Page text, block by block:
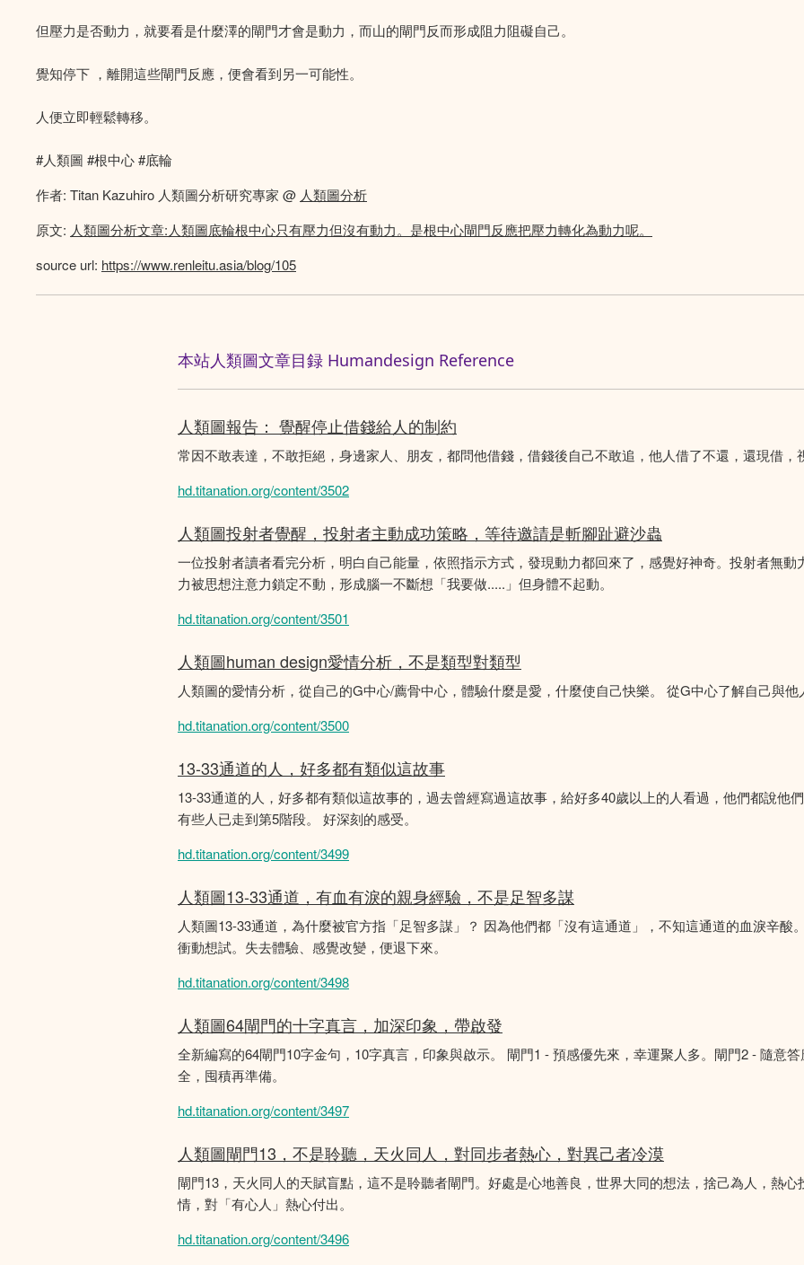
但壓力是否動力，就要看是什麼澤的閘門才會是動力，而山的閘門反而形成阻力阻礙自己。
覺知停下 ，離開這些閘門反應，便會看到另一可能性。
人便立即輕鬆轉移。
#人類圖 #根中心 #底輪
作者: Titan Kazuhiro 人類圖分析研究專家 @ 人類圖分析
原文: 人類圖分析文章:人類圖底輪根中心只有壓力但沒有動力。是根中心閘門反應把壓力轉化為動力呢。
source url: https://www.renleitu.asia/blog/105
本站人類圖文章目録 Humandesign Reference
人類圖報告： 覺醒停止借錢給人的制約
常因不敢表達，不敢拒絕，身邊家人、朋友，都問他借錢，借錢後自己不敢追，他人借了不還，還現借，
hd.titanation.org/content/3502
人類圖投射者覺醒，投射者主動成功策略，等待邀請是斬腳趾避沙蟲
一位投射者讀者看完分析，明白自己能量，依照指示方式，發現動力都回來了，感覺好神奇。投射者無
力被思想注意力鎖定不動，形成腦一不斷想「我要做.....」但身體不起動。
hd.titanation.org/content/3501
人類圖human design愛情分析，不是類型對類型
人類圖的愛情分析，從自己的G中心/薦骨中心，體驗什麼是愛，什麼使自己快樂。 從G中心了解自己與
hd.titanation.org/content/3500
13-33通道的人，好多都有類似這故事
13-33通道的人，好多都有類似這故事的，過去曾經寫過這故事，給好多40歲以上的人看過，他們都說他
有些人已走到第5階段。 好深刻的感受。
hd.titanation.org/content/3499
人類圖13-33通道，有血有淚的親身經驗，不是足智多謀
人類圖13-33通道，為什麼被官方指「足智多謀」？ 因為他們都「沒有這通道」，不知這通道的血淚辛酸
衝動想試。失去體驗、感覺改變，便退下來。
hd.titanation.org/content/3498
人類圖64閘門的十字真言，加深印象，帶啟發
全新編寫的64閘門10字金句，10字真言，印象與啟示。 閘門1 - 預感優先來，幸運聚人多。閘門2 - 隨意
全，囤積再準備。
hd.titanation.org/content/3497
人類圖閘門13，不是聆聽，天火同人，對同步者熱心，對異己者冷漠
閘門13，天火同人的天賦盲點，這不是聆聽者閘門。好處是心地善良，世界大同的想法，捨己為人，熱
情，對「有心人」熱心付出。
hd.titanation.org/content/3496